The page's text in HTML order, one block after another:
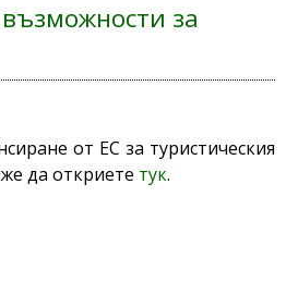
за
от ЕС за туристическия
да откриете тук.